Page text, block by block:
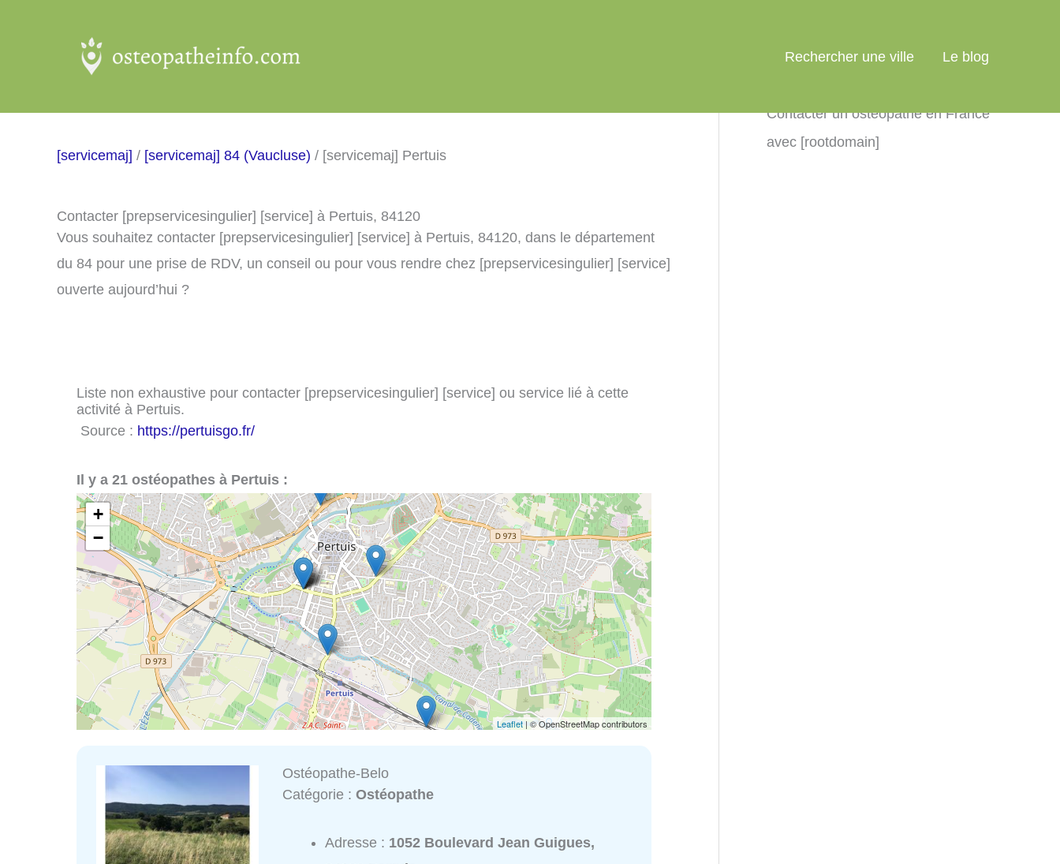
Rechercher une ville Le blog
[servicemaj] / [servicemaj] 84 (Vaucluse) / [servicemaj] Pertuis
Contacter [prepservicesingulier] [service] à Pertuis, 84120
Vous souhaitez contacter [prepservicesingulier] [service] à Pertuis, 84120, dans le département
du 84 pour une prise de RDV, un conseil ou pour vous rendre chez [prepservicesingulier] [service]
ouverte aujourd’hui ?
Liste non exhaustive pour contacter [prepservicesingulier] [service] ou service lié à cette
activité à Pertuis.
Source : https://pertuisgo.fr/
Il y a 21 ostéopathes à Pertuis :
+
−
Leaflet | © OpenStreetMap contributors
Ostéopathe-Belo
Catégorie :Ostéopathe
Adresse : 1052 Boulevard Jean Guigues,
Contacter un ostéopathe en France
avec [rootdomain]